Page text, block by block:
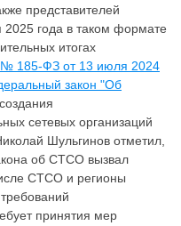
представителей
2025 года в таком формате
итогах
№ 185-ФЗ от 13 июля 2024
закон "Об
сетевых организаций
Шульгинов отметил,
об СТСО вызвал
СТСО и регионы
принятия мер